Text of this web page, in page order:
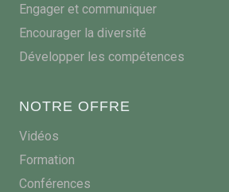
Engager et communiquer
Encourager la diversité
Développer les compétences
NOTRE OFFRE
Vidéos
Formation
Conférences